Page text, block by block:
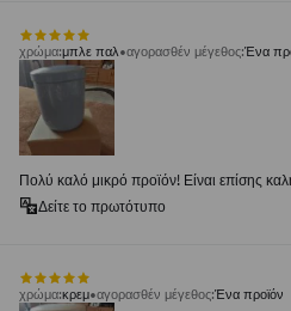
χρώμα:μπλε παλ αγορασθέν μέγεθος:Ένα
Πολύ καλό μικρό προϊόν! Είναι επίσης
Δείτε το πρωτότυπο
χρώμα:κρεμ αγορασθέν μέγεθος:Ένα προϊόν